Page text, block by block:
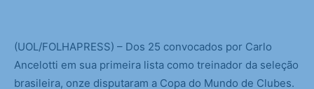
(UOL/FOLHAPRESS) – Dos 25 convocados por Carlo
Ancelotti em sua primeira lista como treinador da seleção
brasileira, onze disputaram a Copa do Mundo de Clubes.